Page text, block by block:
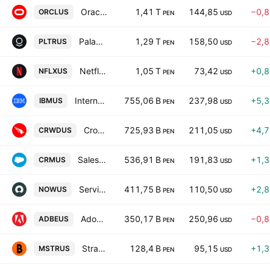
ORCLUS Oracle Corporation 1,41 T PEN 144,85 USD
PLTRUS Palantir Technologies Inc. Class A 1,29 T PEN 158,50 USD
NFLXUS Netflix, Inc. 1,05 T PEN 73,42 USD
IBMUS International Business Machines Corporation 755,06 B PEN 237,98 USD
CRWDUS CrowdStrike Holdings, Inc. Class A 725,93 B PEN 211,05 USD
CRMUS Salesforce, Inc. 536,91 B PEN 191,83 USD
NOWUS ServiceNow, Inc. 411,75 B PEN 110,50 USD
ADBEUS Adobe Inc. 350,17 B PEN 250,96 USD
MSTRUS Strategy Inc Class A 128,4 B PEN 95,15 USD